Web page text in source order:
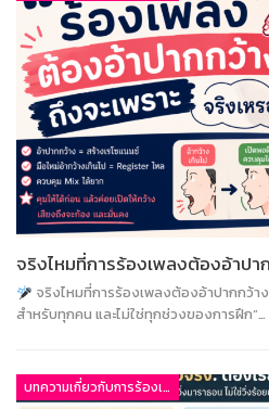
จริงไหมที่การร้องเพลงต้องอ้าปา
จริงไหมที่การร้องเพลงต้องอ้าปากกว้า
สำหรับทุกคน และไม่ใช่ทุกช่วงของการฝึก”…
บทความเกี่ยวกับการร้องเพลง